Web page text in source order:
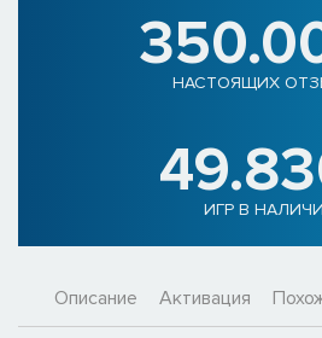
НАСТОЯЩИХ
ИГР В
Описание Активация